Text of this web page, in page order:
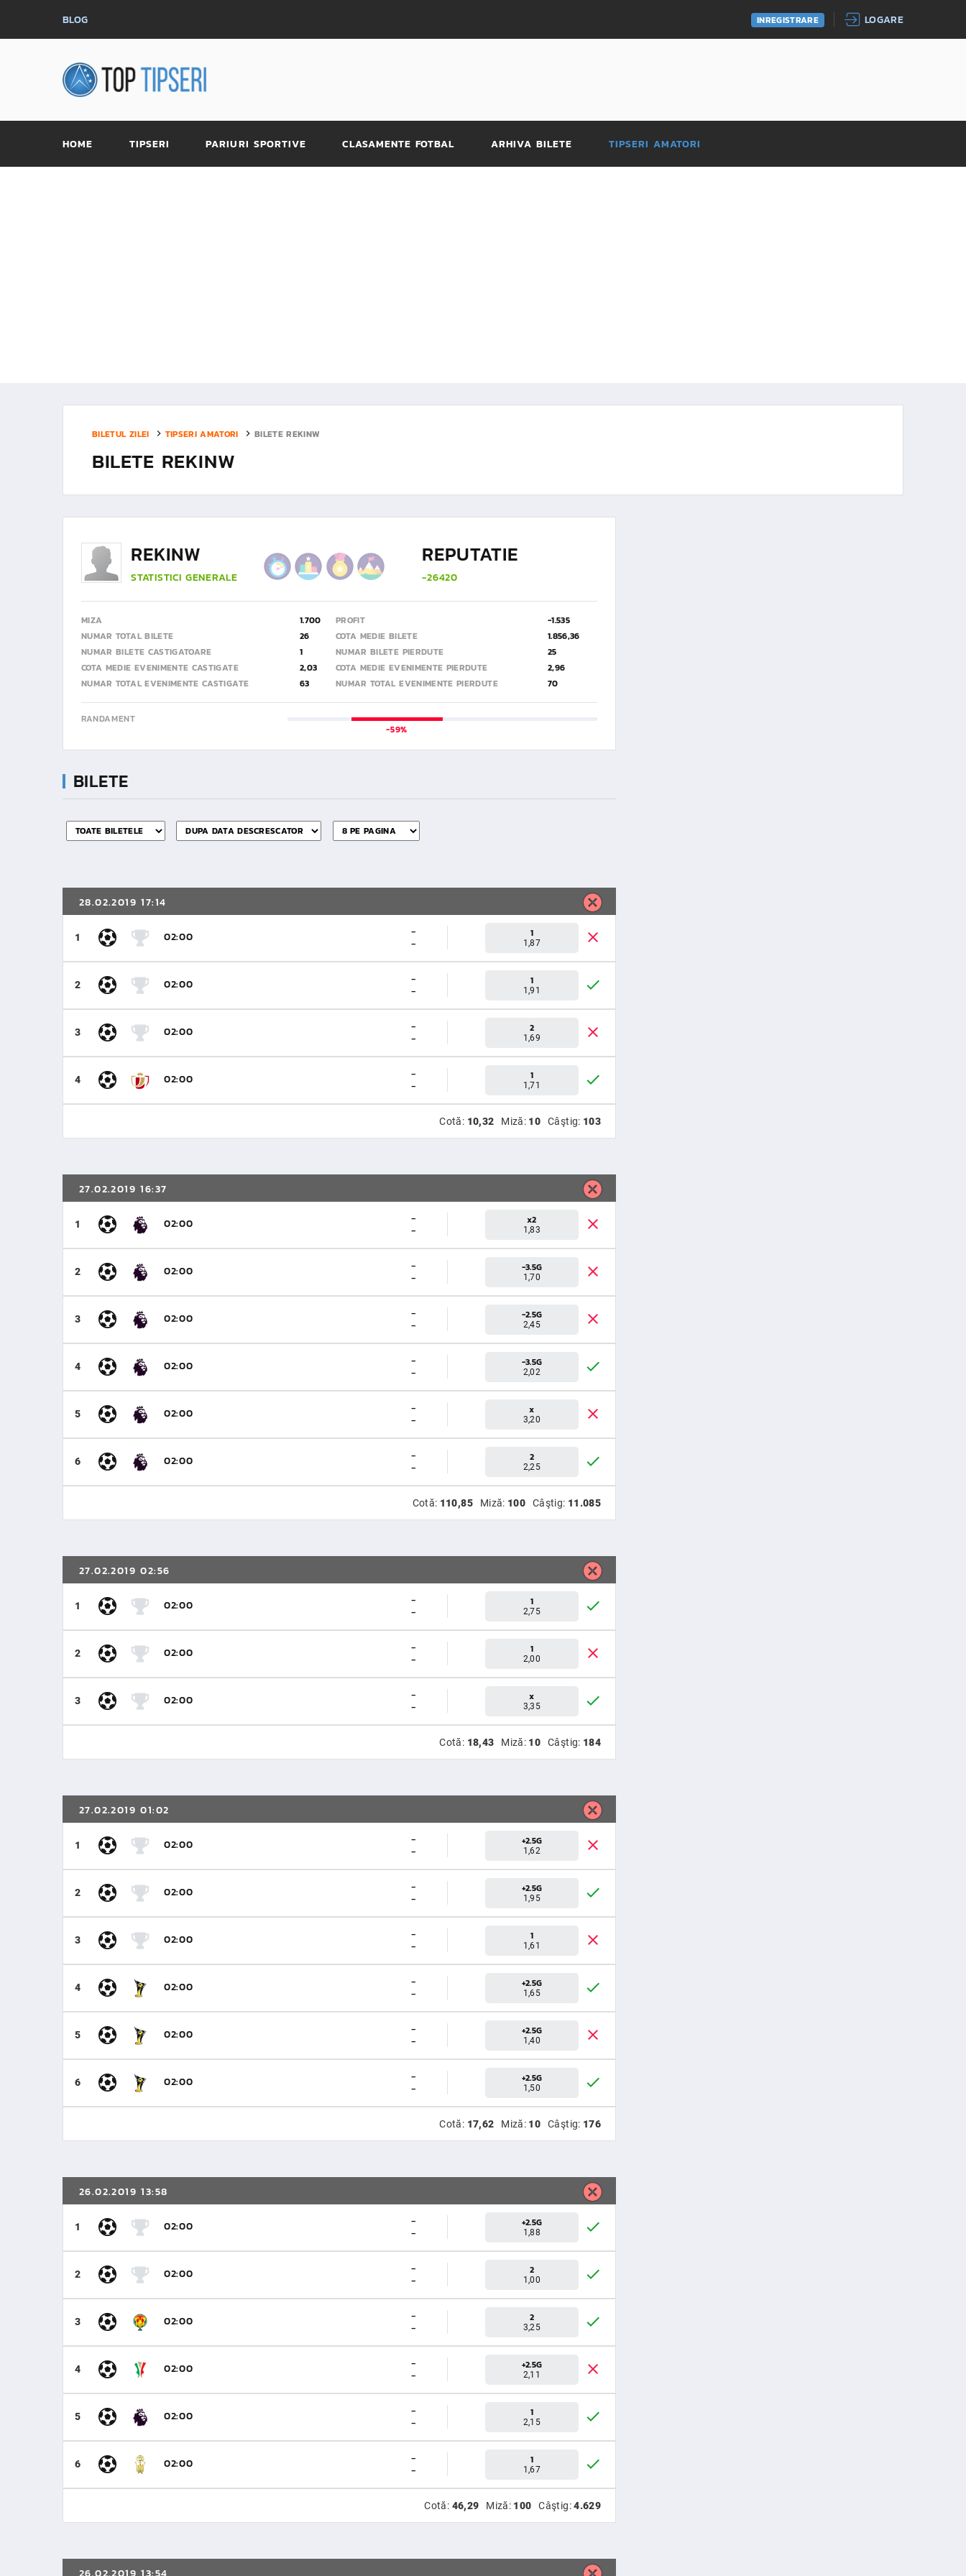
BLOG INREGISTRARE LOGARE
HOME TIPSERI PARIURI SPORTIVE CLASAMENTE FOTBAL ARHIVA BILETE TIPSERI AMATORI
BILETUL ZILEI TIPSERI AMATORI BILETE REKINW
BILETE REKINW
REKINW
STATISTICI GENERALE
REPUTATIE
-26420
MIZA 1.700 PROFIT
-1.535
NUMAR TOTAL BILETE
26 COTA MEDIE BILETE
1.856,36
NUMAR BILETE CASTIGATOARE
1 NUMAR BILETE PIERDUTE
25
COTA MEDIE EVENIMENTE CASTIGATE
2,03 COTA MEDIE EVENIMENTE PIERDUTE
2,96
NUMAR TOTAL EVENIMENTE CASTIGATE
63 NUMAR TOTAL EVENIMENTE PIERDUTE 70
RANDAMENT
-59%
BILETE
28.02.2019 17:14
1 02:00
-
-
1
1,87
2 02:00
-
-
1
1,91
3 02:00
-
-
2
1,69
4 02:00
-
-
1
1,71
Cotă: 10,32 Miză: 10 Câştig: 103
27.02.2019 16:37
1 02:00
-
-
x2
1,83
2 02:00
-
-
-3.5G
1,70
3 02:00
-
-
-2.5G
2,45
4 02:00
-
-
-3.5G
2,02
5 02:00
-
-
x
3,20
6 02:00
-
-
2
2,25
Cotă: 110,85 Miză: 100 Câştig: 11.085
27.02.2019 02:56
1 02:00
-
-
1
2,75
2 02:00
-
-
1
2,00
3 02:00
-
-
x
3,35
Cotă: 18,43 Miză: 10 Câştig: 184
27.02.2019 01:02
1 02:00
-
-
+2.5G
1,62
2 02:00
-
-
+2.5G
1,95
3 02:00
-
-
1
1,61
4 02:00
-
-
+2.5G
1,65
5 02:00
-
-
+2.5G
1,40
6 02:00
-
-
+2.5G
1,50
Cotă: 17,62 Miză: 10 Câştig: 176
26.02.2019 13:58
1 02:00
-
-
+2.5G
1,88
2 02:00
-
-
2
1,00
3 02:00
-
-
2
3,25
4 02:00
-
-
+2.5G
2,11
5 02:00
-
-
1
2,15
6 02:00
-
-
1
1,67
Cotă: 46,29 Miză: 100 Câştig:4.629